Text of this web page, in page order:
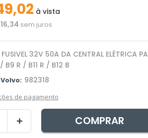
,02 à vista
16,34 sem juros
FUSIVEL 32V 50A DA CENTRAL ELÉTRICA
B9 R / B11 R / B12 B
982318
de pagamento
＋ COMPRAR